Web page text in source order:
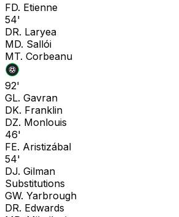
FD. Etienne
54'
DR. Laryea
MD. Sallói
MT. Corbeanu
92'
GL. Gavran
DK. Franklin
DZ. Monlouis
46'
FE. Aristizábal
54'
DJ. Gilman
Substitutions
GW. Yarbrough
DR. Edwards